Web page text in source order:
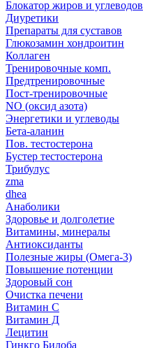
Блокатор жиров и углеводов
Диуретики
Препараты для суставов
Глюкозамин хондроитин
Коллаген
Тренировочные комп.
Предтренировочные
Пост-тренировочные
NO (оксид азота)
Энергетики и углеводы
Бета-аланин
Пов. тестостерона
Бустер тестостерона
Трибулус
zma
dhea
Анаболики
Здоровье и долголетие
Витамины, минералы
Антиоксиданты
Полезные жиры (Омега-3)
Повышение потенции
Здоровый сон
Очистка печени
Витамин С
Витамин Д
Лецитин
Гинкго Билоба